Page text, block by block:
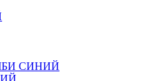
СИНИЙ